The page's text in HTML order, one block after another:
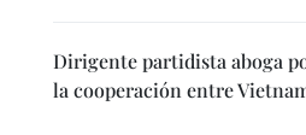
Dirigente partidista aboga
la cooperación entre